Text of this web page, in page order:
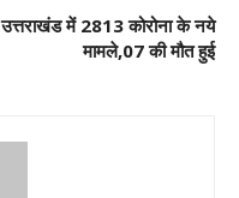
उत्तराखंड में 2813 कोरोना के नये
मामले,07 की मौत हुई